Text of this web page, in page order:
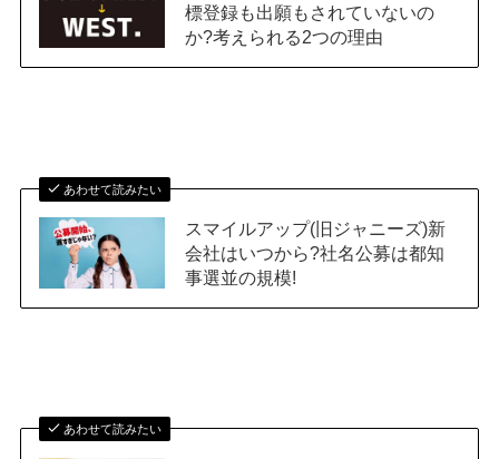
標登録も出願もされていないの
か?考えられる2つの理由
あわせて読みたい
スマイルアップ(旧ジャニーズ)新
会社はいつから?社名公募は都知
事選並の規模!
あわせて読みたい